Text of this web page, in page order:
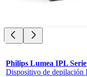
Philips Lumea IPL Serie
Dispositivo de depilación